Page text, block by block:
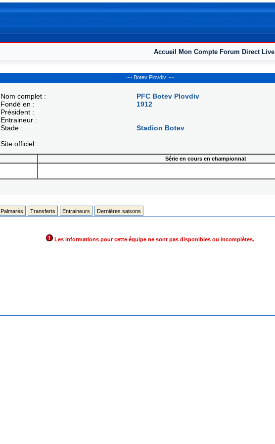
Accueil Mon Compte Forum Direct Live
~~ Botev Plovdiv ~~
Nom complet :
Fondé en :
Président :
Entraineur :
Stade :
Site officiel :
PFC Botеv Plovdiv
1912
Stadion Botev
Série en cours en championnat
Palmarès Transferts Entraineurs Dernières saisons
Les informations pour cette équipe ne sont pas disponibles ou incomplètes.